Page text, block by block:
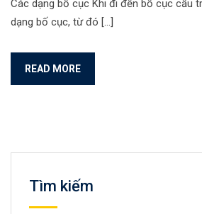
Các dạng bố cục Khi đi đến bố cục cấu
dạng bố cục, từ đó […]
READ MORE
Tìm kiếm